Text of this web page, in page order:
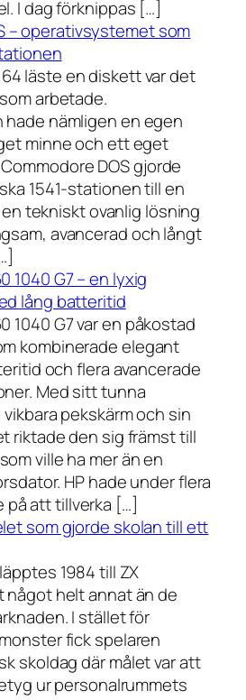
I dag förknippas […]
– operativsystemet som
läste en diskett var det
arbetade.
nämligen en egen
minne och ett eget
DOS gjorde
1541-stationen till en
tekniskt ovanlig lösning
avancerad och långt
1040 G7 – en lyxig
lång batteritid
1040 G7 var en påkostad
kombinerade elegant
och flera avancerade
Med sitt tunna
pekskärm och sin
riktade den sig främst till
ville ha mer än en
HP hade under flera
på att tillverka […]
som gjorde skolan till ett
1984 till ZX
något helt annat än de
I stället för
fick spelaren
skoldag där målet var att
ur personalrummets